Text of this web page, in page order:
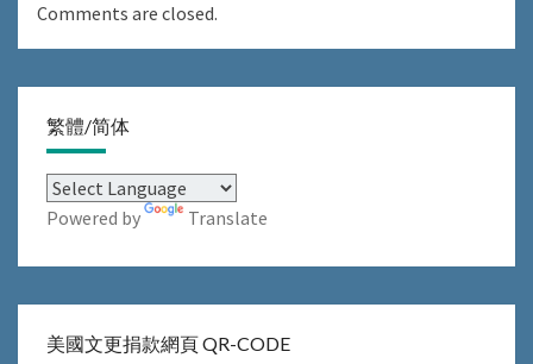
Comments are closed.
繁體/简体
Powered by Translate
美國文更捐款網頁 QR-CODE